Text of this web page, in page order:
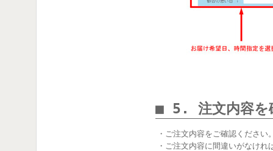
■ 5. 注文内容を
・ご注文内容をご確認ください
・ご注文内容に間違いがなけ